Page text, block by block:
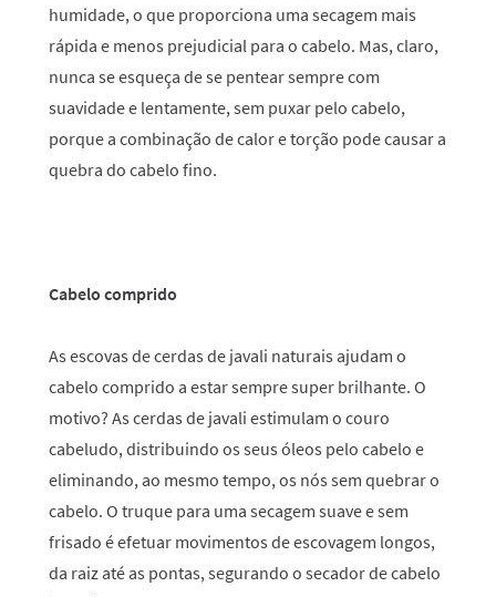
humidade, o que proporciona uma secagem mais
rápida e menos prejudicial para o cabelo. Mas, claro,
nunca se esqueça de se pentear sempre com
suavidade e lentamente, sem puxar pelo cabelo,
porque a combinação de calor e torção pode causar a
quebra do cabelo fino.
Cabelo comprido
As escovas de cerdas de javali naturais ajudam o
cabelo comprido a estar sempre super brilhante. O
motivo? As cerdas de javali estimulam o couro
cabeludo, distribuindo os seus óleos pelo cabelo e
eliminando, ao mesmo tempo, os nós sem quebrar o
cabelo. O truque para uma secagem suave e sem
frisado é efetuar movimentos de escovagem longos,
da raiz até as pontas, segurando o secador de cabelo